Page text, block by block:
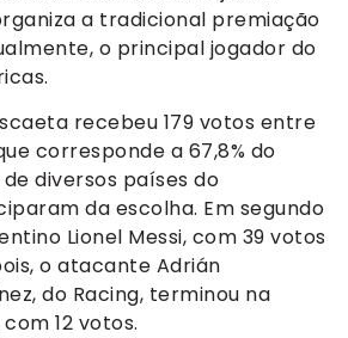
a tradicional premiação
o principal jogador do
recebeu 179 votos entre
corresponde a 67,8% do
diversos países do
da escolha. Em segundo
Lionel Messi, com 39 votos
o atacante Adrián
do Racing, terminou na
12 votos.